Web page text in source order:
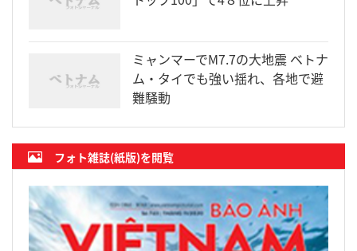
ミャンマーでM7.7の大地震 ベトナ
ム・タイでも強い揺れ、各地で避
難騒動
フォト雑誌(紙版)を閲覧